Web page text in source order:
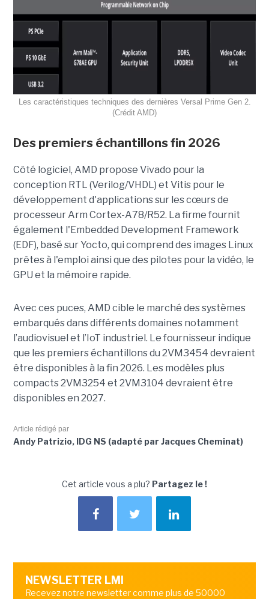
Les caractéristiques techniques des dernières Versal Prime Gen 2.
(Crédit AMD)
Des premiers échantillons fin 2026
Côté logiciel, AMD propose Vivado pour la
conception RTL (Verilog/VHDL) et Vitis pour le
développement d'applications sur les cœurs de
processeur Arm Cortex-A78/R52. La firme fournit
également l'Embedded Development Framework
(EDF), basé sur Yocto, qui comprend des images Linux
prêtes à l'emploi ainsi que des pilotes pour la vidéo, le
GPU et la mémoire rapide.
Avec ces puces, AMD cible le marché des systèmes
embarqués dans différents domaines notamment
l’audiovisuel et l’IoT industriel. Le fournisseur indique
que les premiers échantillons du 2VM3454 devraient
être disponibles à la fin 2026. Les modèles plus
compacts 2VM3254 et 2VM3104 devraient être
disponibles en 2027.
Article rédigé par
Andy Patrizio, IDG NS (adapté par Jacques Cheminat)
Cet article vous a plu? Partagez le !
NEWSLETTER LMI
Recevez notre newsletter comme plus de 50000